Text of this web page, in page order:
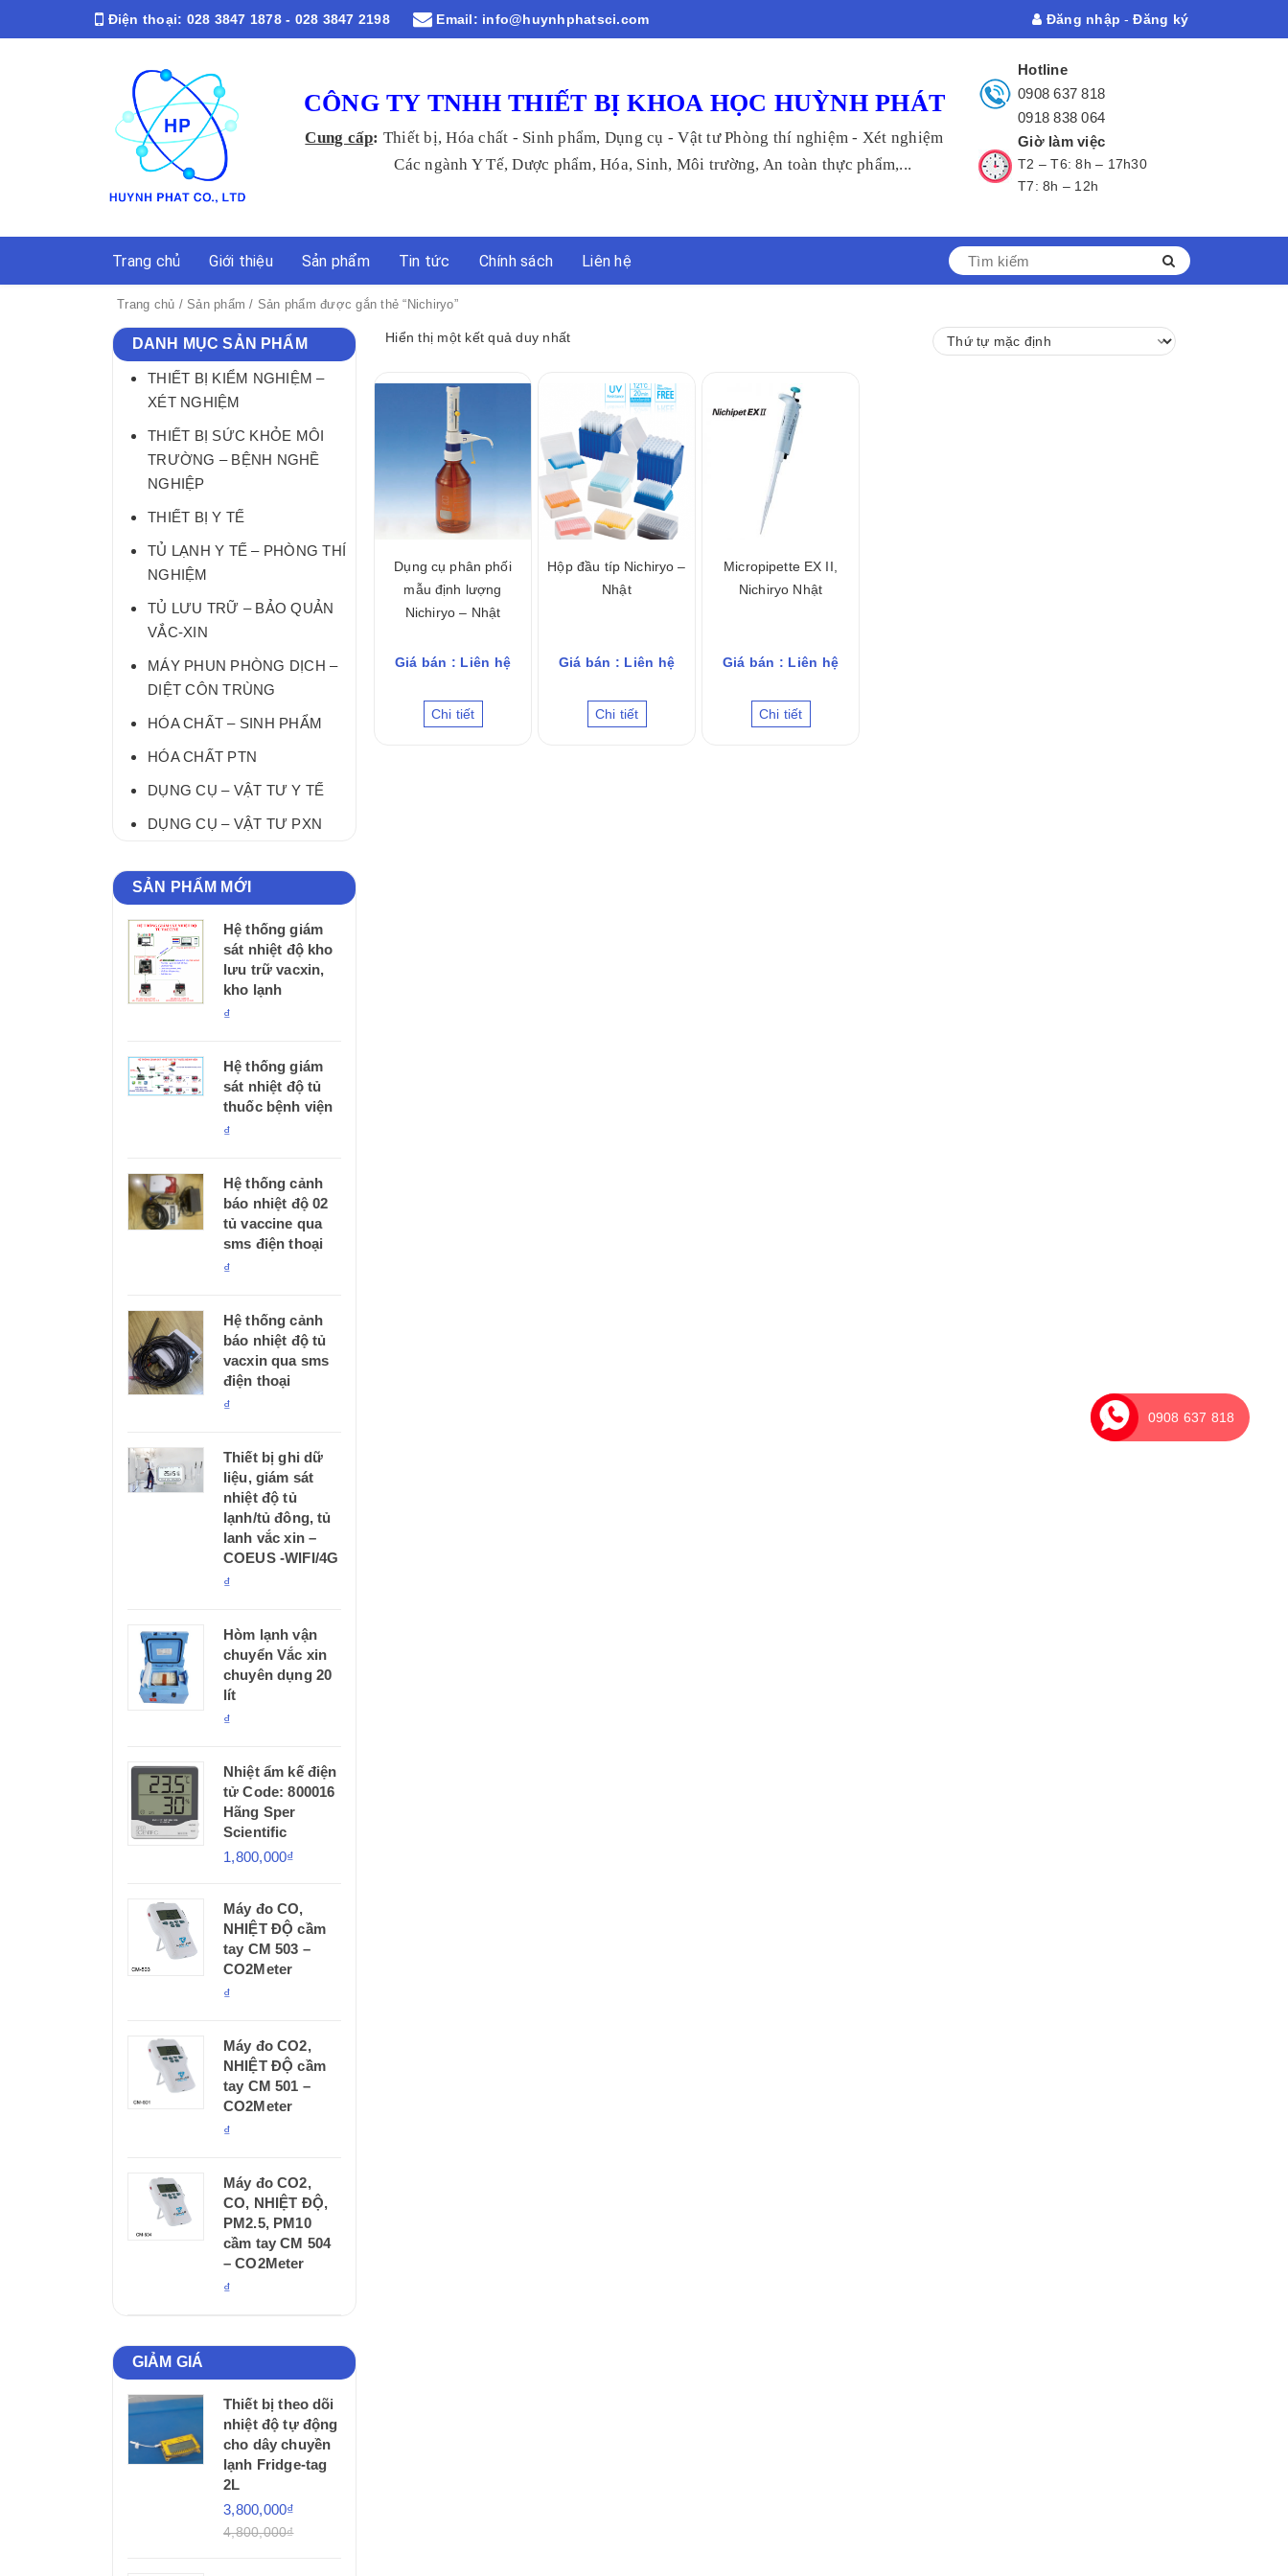
Điện thoại: 028 3847 1878 - 028 3847 2198 Email: info@huynhphatsci.com Đăng nhập - Đăng ký
CÔNG TY TNHH THIẾT BỊ KHOA HỌC HUỲNH PHÁT
Cung cấp: Thiết bị, Hóa chất - Sinh phẩm, Dụng cụ - Vật tư Phòng thí nghiệm - Xét nghiệm
Các ngành Y Tế, Dược phẩm, Hóa, Sinh, Môi trường, An toàn thực phẩm,...
Hotline
0908 637 818
0918 838 064
Giờ làm việc
T2 – T6: 8h – 17h30
T7: 8h – 12h
Trang chủ Giới thiệu Sản phẩm Tin tức Chính sách Liên hệ
Trang chủ / Sản phẩm / Sản phẩm được gắn thẻ “Nichiryo”
DANH MỤC SẢN PHẨM
THIẾT BỊ KIỂM NGHIỆM –
XÉT NGHIỆM
THIẾT BỊ SỨC KHỎE MÔI
TRƯỜNG – BỆNH NGHỀ
NGHIỆP
THIẾT BỊ Y TẾ
TỦ LẠNH Y TẾ – PHÒNG THÍ
NGHIỆM
TỦ LƯU TRỮ – BẢO QUẢN
VẮC-XIN
MÁY PHUN PHÒNG DỊCH –
DIỆT CÔN TRÙNG
HÓA CHẤT – SINH PHẨM
HÓA CHẤT PTN
DỤNG CỤ – VẬT TƯ Y TẾ
DỤNG CỤ – VẬT TƯ PXN
SẢN PHẨM MỚI
Hệ thống giám
sát nhiệt độ kho
lưu trữ vacxin,
kho lạnh
₫
Hệ thống giám
sát nhiệt độ tủ
thuốc bệnh viện
₫
Hệ thống cảnh
báo nhiệt độ 02
tủ vaccine qua
sms điện thoại
₫
Hệ thống cảnh
báo nhiệt độ tủ
vacxin qua sms
điện thoại
₫
Thiết bị ghi dữ
liệu, giám sát
nhiệt độ tủ
lạnh/tủ đông, tủ
lanh vắc xin –
COEUS -WIFI/4G
₫
Hòm lạnh vận
chuyển Vắc xin
chuyên dụng 20
lít
₫
Nhiệt ẩm kế điện
tử Code: 800016
Hãng Sper
Scientific
1,800,000₫
Máy đo CO,
NHIỆT ĐỘ cầm
tay CM 503 –
CO2Meter
₫
Máy đo CO2,
NHIỆT ĐỘ cầm
tay CM 501 –
CO2Meter
₫
Máy đo CO2,
CO, NHIỆT ĐỘ,
PM2.5, PM10
cầm tay CM 504
– CO2Meter
₫
GIẢM GIÁ
Thiết bị theo dõi
nhiệt độ tự động
cho dây chuyền
lạnh Fridge-tag
2L
3,800,000₫
4,800,000₫
Hiển thị một kết quả duy nhất
Dụng cụ phân phối
mẫu định lượng
Nichiryo – Nhật
Giá bán : Liên hệ
Chi tiết
Hộp đầu típ Nichiryo –
Nhật
Giá bán : Liên hệ
Chi tiết
Micropipette EX II,
Nichiryo Nhật
Giá bán : Liên hệ
Chi tiết
0908 637 818